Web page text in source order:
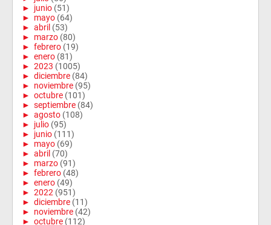
► junio (51)
► mayo (64)
► abril (53)
► marzo (80)
► febrero (19)
► enero (81)
► 2023 (1005)
► diciembre (84)
► noviembre (95)
► octubre (101)
► septiembre (84)
► agosto (108)
► julio (95)
► junio (111)
► mayo (69)
► abril (70)
► marzo (91)
► febrero (48)
► enero (49)
► 2022 (951)
► diciembre (11)
► noviembre (42)
► octubre (112)